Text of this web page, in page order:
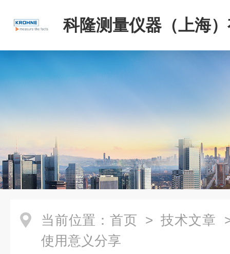
科隆测量仪器（上海
司
当前位置： 首页 > 技术文章
使用意义分享